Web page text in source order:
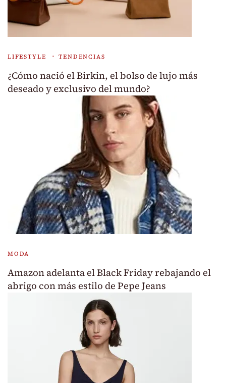
LIFESTYLE TENDENCIAS
¿Cómo nació el Birkin, el bolso de lujo más
deseado y exclusivo del mundo?
MODA
Amazon adelanta el Black Friday rebajando el
abrigo con más estilo de Pepe Jeans